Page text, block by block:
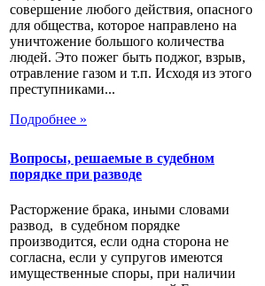
совершение любого действия, опасного
для общества, которое направлено на
уничтожение большого количества
людей. Это пожег быть поджог, взрыв,
отравление газом и т.п. Исходя из этого
преступниками...
Подробнее »
Вопросы, решаемые в судебном
порядке при разводе
Расторжение брака, иными словами
развод, в судебном порядке
производится, если одна сторона не
согласна, если у супругов имеются
имущественные споры, при наличии